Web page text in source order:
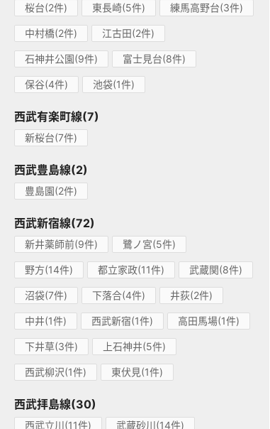
桜台(2件) 東長崎(5件) 練馬高野台(3件)
中村橋(2件) 江古田(2件)
石神井公園(9件) 富士見台(8件)
保谷(4件) 池袋(1件)
西武有楽町線(7)
新桜台(7件)
西武豊島線(2)
豊島園(2件)
西武新宿線(72)
新井薬師前(9件) 鷺ノ宮(5件)
野方(14件) 都立家政(11件) 武蔵関(8件)
沼袋(7件) 下落合(4件) 井荻(2件)
中井(1件) 西武新宿(1件) 高田馬場(1件)
下井草(3件) 上石神井(5件)
西武柳沢(1件) 東伏見(1件)
西武拝島線(30)
西武立川(11件) 武蔵砂川(14件)